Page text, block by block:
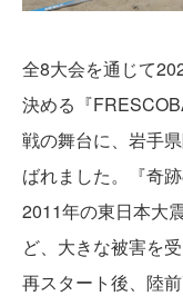
全8大会を通じて
決める『
戦の舞台に、岩手
ばれました。『奇
2011年の東日本大
ど、大きな被害を
再スタート後、陸